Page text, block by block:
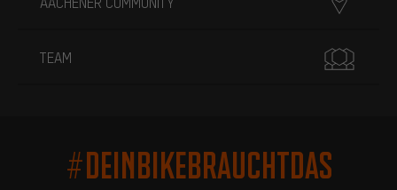
TEAM
#DEINBIKEBRAUCHTDAS